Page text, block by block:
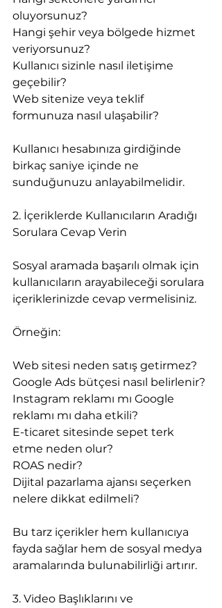
oluyorsunuz?
Hangi şehir veya bölgede hizmet
veriyorsunuz?
Kullanıcı sizinle nasıl iletişime
geçebilir?
Web sitenize veya teklif
formunuza nasıl ulaşabilir?
Kullanıcı hesabınıza girdiğinde
birkaç saniye içinde ne
sunduğunuzu anlayabilmelidir.
2. İçeriklerde Kullanıcıların Aradığı
Sorulara Cevap Verin
Sosyal aramada başarılı olmak için
kullanıcıların arayabileceği sorulara
içeriklerinizde cevap vermelisiniz.
Örneğin:
Web sitesi neden satış getirmez?
Google Ads bütçesi nasıl belirlenir?
Instagram reklamı mı Google
reklamı mı daha etkili?
E-ticaret sitesinde sepet terk
etme neden olur?
ROAS nedir?
Dijital pazarlama ajansı seçerken
nelere dikkat edilmeli?
Bu tarz içerikler hem kullanıcıya
fayda sağlar hem de sosyal medya
aramalarında bulunabilirliği artırır.
3. Video Başlıklarını ve